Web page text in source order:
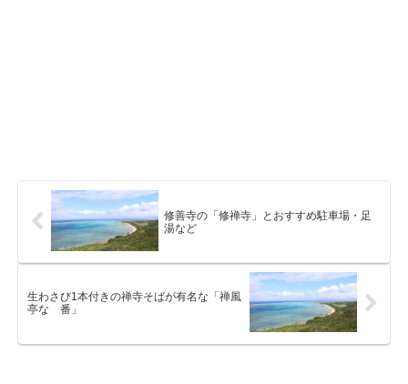
修善寺の「修禅寺」とおすすめ駐車場・足
湯など
生わさび1本付きの禅寺そばが有名な「禅風
亭なゝ番」